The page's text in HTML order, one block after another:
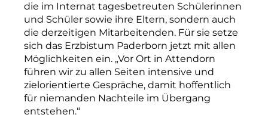
die im Internat tagesbetreuten Schülerinnen
und Schüler sowie ihre Eltern, sondern auch
die derzeitigen Mitarbeitenden. Für sie setze
sich das Erzbistum Paderborn jetzt mit allen
Möglichkeiten ein. „Vor Ort in Attendorn
führen wir zu allen Seiten intensive und
zielorientierte Gespräche, damit hoffentlich
für niemanden Nachteile im Übergang
entstehen.“